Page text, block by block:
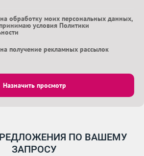
на обработку моих персональных данных,
условия Политики
на получение рекламных рассылок
Назначить просмотр
ПО ВАШЕМУ
ЗАПРОСУ